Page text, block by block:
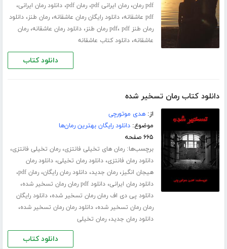
pdf رمان
،رمان ایرانی pdf ،رمان pdf ،دانلود رمان ایرانی،
pdf عاشقانه ،دانلود رایگان رمان عاشقانه،رمان طنز،دانلود
رمان طنز pdf
، pdf رمان طنز ،دانلود رمان عاشقانه،رمان
عاشقانه،دانلود کتاب عاشقانه
دانلود کتاب
دانلود کتاب رمان تسخیر شده
از:هدی موتورچی
موضوع:دانلود رایگان بهترین رمان‌ها
۶۶۵ صفحه
برچسب‌ها:رمان های تخیلی فانتزی،رمان تخیلی فانتزی،
دانلود رمان فانتزی،دانلود رمان تخیلی،دانلود رمان
هیجان انگیز،رمان جدید،دانلود رمان رایگان،رمان pdf ،
دانلود رمان ایرانی،دانلود pdf رمان رمان تسخیر شده ،
دانلود پی دی اف رمان رمان تسخیر شده،دانلود رایگان
رمان رمان تسخیر شده،دانلود رمان رمان تسخیر شده،
دانلود رمان جدید،رمان تخیلی
دانلود کتاب